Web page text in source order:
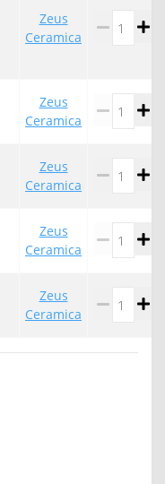
Zeus
Ceramica
Zeus
Ceramica
Zeus
Ceramica
Zeus
Ceramica
Zeus
Ceramica